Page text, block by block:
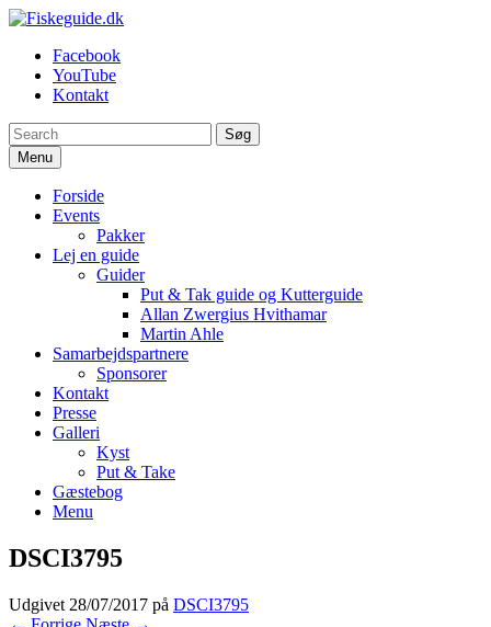
Spring
indhold
Fiskeguide.dk
En fiskeguide, der skaffer dig en uforglemmelig fight
Facebook
YouTube
Kontakt
Søg
Menu
Forside
Events
Pakker
Lej en guide
Guider
Put & Tak guide og Kutterguide
Allan Zwergius Hvithamar
Martin Ahle
Samarbejdspartnere
Sponsorer
Kontakt
Presse
Galleri
Kyst
Put & Take
Gæstebog
Menu
DSCI3795
Udgivet 28/07/2017 på DSCI3795